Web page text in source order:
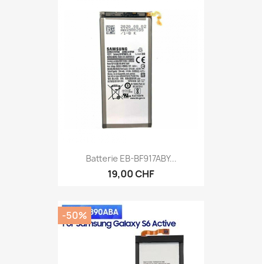
Batterie EB-BF917ABY...
19,00 CHF
-50%